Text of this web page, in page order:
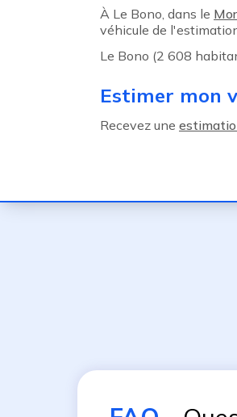
À Le Bono, dans le
véhicule de
Le Bono (2 608
Estimer mon
Recevez une